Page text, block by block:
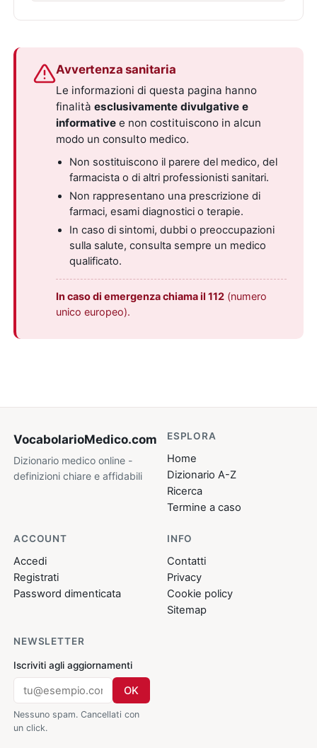
Avvertenza sanitaria
Le informazioni di questa pagina hanno
finalitàesclusivamente divulgative e
informative e non costituiscono in alcun
modo un consulto medico.
Non sostituiscono il parere del medico, del
farmacista o di altri professionisti sanitari.
Non rappresentano una prescrizione di
farmaci, esami diagnostici o terapie.
In caso di sintomi, dubbi o preoccupazioni
sulla salute, consulta sempre un medico
qualificato.
In caso di emergenza chiama il 112 (numero
unico europeo).
VocabolarioMedico.com
Dizionario medico online -
definizioni chiare e affidabili
ESPLORA
Home
Dizionario A-Z
Ricerca
Termine a caso
ACCOUNT
Accedi
Registrati
Password dimenticata
INFO
Contatti
Privacy
Cookie policy
Sitemap
NEWSLETTER
Iscriviti agli aggiornamenti
OK
Nessuno spam. Cancellati con
un click.